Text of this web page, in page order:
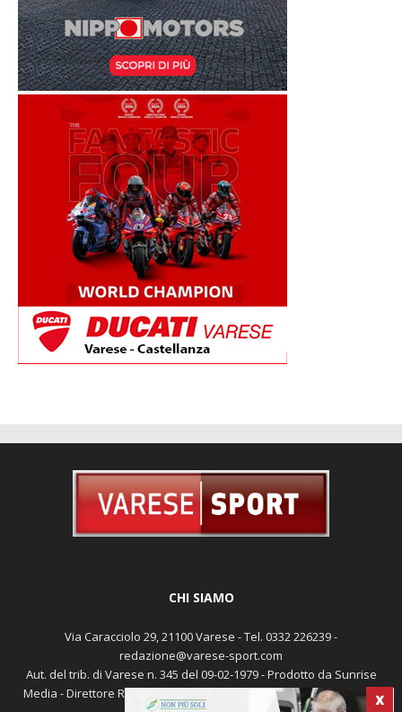
X
CHI SIAMO
Via Caracciolo 29, 21100 Varese - Tel. 0332 226239 -
redazione@varese-sport.com
Aut. del trib. di Varese n. 345 del 09-02-1979 - Prodotto da Sunrise
Media - Direttore Responsabile: Michele Marocco -Cookie policy